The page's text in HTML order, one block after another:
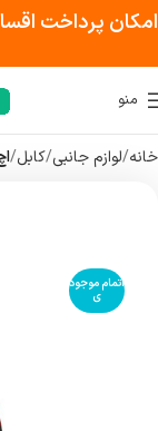
منو
خانه لوازم جانبی کابل
اتمام موجود
ی
امکان پرداخت